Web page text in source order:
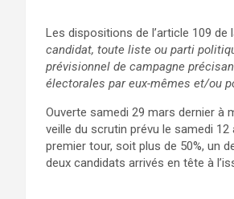
Les dispositions de l’article 109
candidat, toute liste ou parti
prévisionnel de campagne
électorales par eux-mêmes et/ou
Ouverte samedi 29 mars dernier à
veille du scrutin prévu le samedi
premier tour, soit plus de 50%, un
deux candidats arrivés en tête à